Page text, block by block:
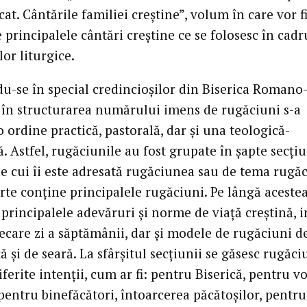
Cântările familiei creştine”, volum în care vor fi
principalele cântări creştine ce se folosesc în
liturgice.
se în special credincioşilor din Biserica Romano-
în structurarea numărului imens de rugăciuni s-a
ordine practică, pastorală, dar şi una teologică-
Astfel, rugăciunile au fost grupate în şapte
cui îi este adresată rugăciunea sau de tema
conţine principalele rugăciuni. Pe lângă
principalele adevăruri şi norme de viaţă creştină,
zi a săptămânii, dar şi modele de rugăciuni
şi de seară. La sfârşitul secţiunii se găsesc
intenţii, cum ar fi: pentru Biserică, pentru
binefăcători, întoarcerea păcătoşilor,